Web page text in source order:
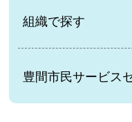
組織で探す
豊間市民サービス